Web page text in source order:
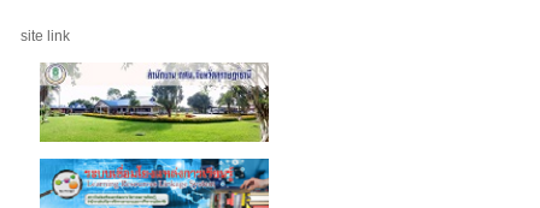
site link